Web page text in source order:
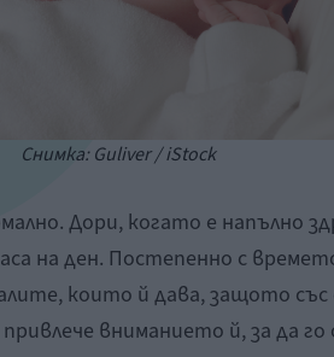
Снимка: Guliver / iStock
Дори, когато е напълно
на ден. Постепенно с
които й дава, защото
вниманието й, за да го